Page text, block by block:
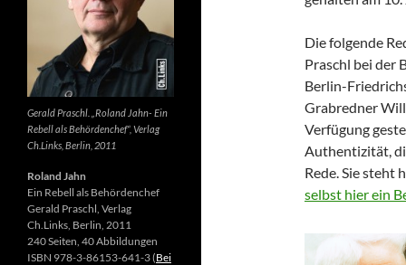
Die folgende
Praschl bei der
Berlin-
Grabredner
Verfügung
Authentizität,
Rede. Sie steht
selbst hier ein
Gerald Praschl. „Roland Jahn- Ein
Rebell als Behördenchef“, Verlag
Ch.Links, Berlin, 2011
Roland Jahn
Ein Rebell als Behördenchef
Gerald Praschl, Verlag
Ch.Links, Berlin, 2011
240 Seiten, 40 Abbildungen
ISBN 978-3-86153-641-3 (Bei